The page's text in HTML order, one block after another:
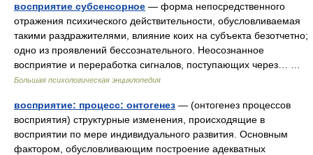
восприятие субсенсорное — форма непосредственного
отражения психического действительности, обусловливаемая
такими раздражителями, влияние коих на субъекта безотчетно;
одно из проявлений бессознательного. Неосознанное
восприятие и переработка сигналов, поступающих через… …
Большая психологическая энциклопедия
восприятие: процесс: онтогенез — (онтогенез процессов
восприятия) структурные изменения, происходящие в
восприятии по мере индивидуального развития. Основным
фактором, обусловливающим построение адекватных